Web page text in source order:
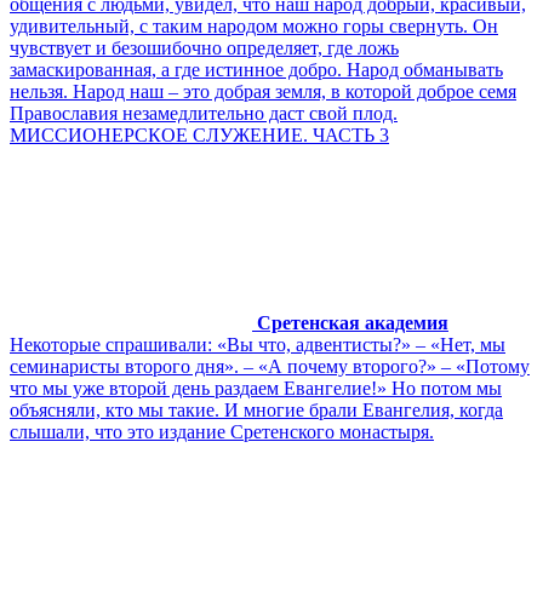
удивительный, с таким народом можно горы свернуть. Он
чувствует и безошибочно определяет, где ложь
замаскированная, а где истинное добро. Народ обманывать
нельзя. Народ наш – это добрая земля, в которой доброе семя
Православия незамедлительно даст свой плод.
МИССИОНЕРСКОЕ СЛУЖЕНИЕ. ЧАСТЬ 3
Сретенская академия
Некоторые спрашивали: «Вы что, адвентисты?» – «Нет, мы
семинаристы второго дня». – «А почему второго?» – «Потому
что мы уже второй день раздаем Евангелие!» Но потом мы
объясняли, кто мы такие. И многие брали Евангелия, когда
слышали, что это издание Сретенского монастыря.